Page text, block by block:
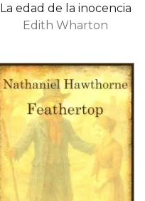
La edad de la inocencia
Edith Wharton